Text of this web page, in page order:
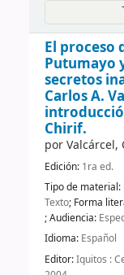
El proceso
Putumayo
secretos
Carlos A.
Chirif.
porValcárcel,
Edición: 1ra ed.
Tipo de material:
Texto; Forma
; Audiencia:
Idioma: Español
Editor:Iquitos :